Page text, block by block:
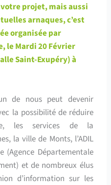
projet, mais aussi
arnaques, c’est
organisée par
le Mardi 20 Février
Saint-Exupéry) à
de nous peut devenir
la possibilité de réduire
les services de la
la ville de Monts, l’ADIL
(Agence Départementale
et de nombreux élus
d’information sur les